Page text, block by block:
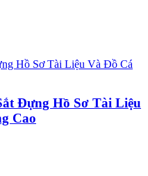
Đựng Hồ Sơ Tài Liệu
Cao